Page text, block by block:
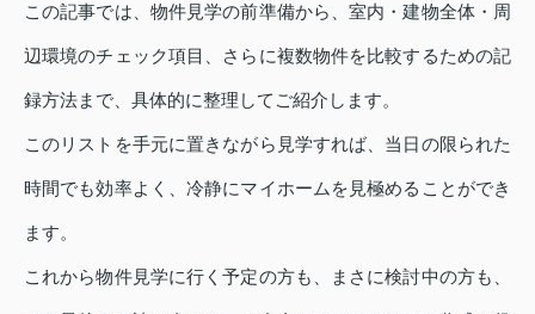
この記事では、物件見学の前準備から、室内・建物全体・周
辺環境のチェック項目、さらに複数物件を比較するための記
録方法まで、具体的に整理してご紹介します。
このリストを手元に置きながら見学すれば、当日の限られた
時間でも効率よく、冷静にマイホームを見極めることができ
ます。
これから物件見学に行く予定の方も、まさに検討中の方も、